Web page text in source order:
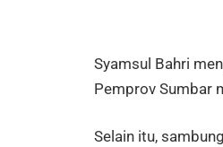
Syamsul Bahri
Pemprov Sumbar
Selain itu,